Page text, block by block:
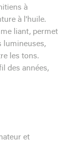
à
à l'huile.
liant, permet
lumineuses,
les tons.
des années,
et